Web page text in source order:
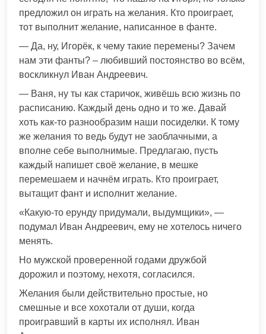
предложил он играть на желания. Кто проиграет,
тот выполнит желание, написанное в фанте.
— Да, ну, Игорёк, к чему такие перемены? Зачем
нам эти фанты? – любивший постоянство во всём,
воскликнул Иван Андреевич.
— Ваня, ну ты как старичок, живёшь всю жизнь по
расписанию. Каждый день одно и то же. Давай
хоть как-то разнообразим наши посиделки. К тому
же желания то ведь будут не заоблачными, а
вполне себе выполнимые. Предлагаю, пусть
каждый напишет своё желание, в мешке
перемешаем и начнём играть. Кто проиграет,
вытащит фант и исполнит желание.
«Какую-то ерунду придумали, выдумщики», —
подумал Иван Андреевич, ему не хотелось ничего
менять.
Но мужской проверенной годами дружбой
дорожил и поэтому, нехотя, согласился.
Желания были действительно простые, но
смешные и все хохотали от души, когда
проигравший в карты их исполнял. Иван